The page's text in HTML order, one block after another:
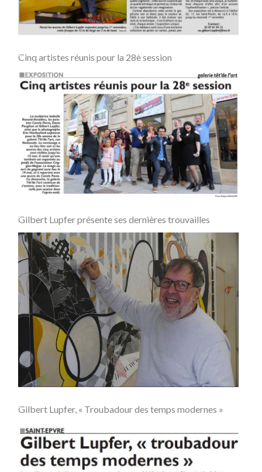
Cinq artistes réunis pour la 28è session
Gilbert Lupfer présente ses dernières trouvailles
Gilbert Lupfer, « Troubadour des temps modernes »